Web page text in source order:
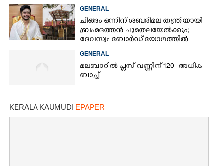
GENERAL
ചിങ്ങം ഒന്നിന് ശബരിമല തന്ത്രിയായി
ബ്രഹ്മദത്തൻ ചുമതലയേൽക്കും;
ദേവസ്വം ബോർഡ് യോഗത്തിൽ
GENERAL
മലബാറിൽ പ്ലസ് വണ്ണിന് 120 അധിക
ബാച്ച്
KERALA KAUMUDI EPAPER